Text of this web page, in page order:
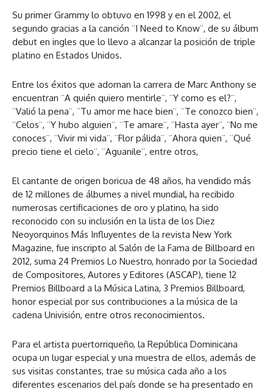
Su primer Grammy lo obtuvo en 1998 y en el 2002, el
segundo gracias a la canción ¨I Need to Know¨, de su álbum
debut en ingles que lo llevo a alcanzar la posición de triple
platino en Estados Unidos.
Entre los éxitos que adornan la carrera de Marc Anthony se
encuentran ¨A quién quiero mentirle¨, ¨Y como es el?¨,
¨Valió la pena¨, ¨Tu amor me hace bien¨, ¨Te conozco bien¨,
¨Celos¨, ¨Y hubo alguien¨, ¨Te amare¨, ¨Hasta ayer¨, ¨No me
conoces¨, ¨Vivir mi vida¨, ¨Flor pálida¨, ¨Ahora quien¨, ¨Qué
precio tiene el cielo¨, ¨Aguanile¨, entre otros,
El cantante de origen boricua de 48 años, ha vendido más
de 12 millones de álbumes a nivel mundial, ha recibido
numerosas certificaciones de oro y platino, ha sido
reconocido con su inclusión en la lista de los Diez
Neoyorquinos Más Influyentes de la revista New York
Magazine, fue inscripto al Salón de la Fama de Billboard en
2012, suma 24 Premios Lo Nuestro, honrado por la Sociedad
de Compositores, Autores y Editores (ASCAP), tiene 12
Premios Billboard a la Música Latina, 3 Premios Billboard,
honor especial por sus contribuciones a la música de la
cadena Univisión, entre otros reconocimientos.
Para el artista puertorriqueño, la República Dominicana
ocupa un lugar especial y una muestra de ellos, además de
sus visitas constantes, trae su música cada año a los
diferentes escenarios del país donde se ha presentado en